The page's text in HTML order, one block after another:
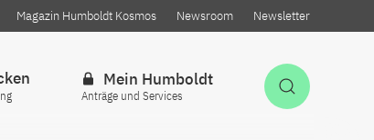
Magazin Humboldt Kosmos Newsroom Newsletter
Mein Humboldt
Anträge und Services